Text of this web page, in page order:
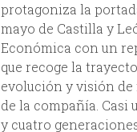
protagoniza la
mayo de Castilla y
Económica con un
que recoge la
evolución y visión de
de la compañía. Casi
y cuatro